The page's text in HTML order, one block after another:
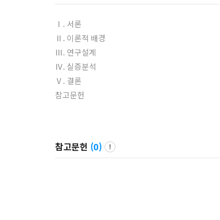
Ⅰ. 서론
Ⅱ. 이론적 배경
Ⅲ. 연구설계
Ⅳ. 실증분석
Ⅴ. 결론
참고문헌
참고문헌 (0)